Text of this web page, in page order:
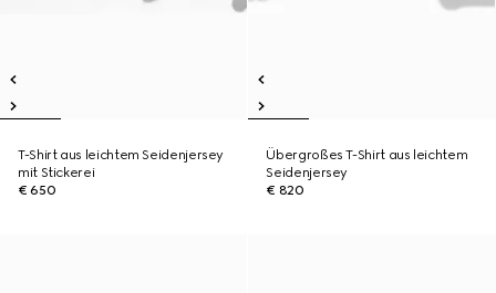
T-Shirt aus leichtem Seidenjersey
mit Stickerei
€ 650
Übergroßes T-Shirt aus leichtem
Seidenjersey
€ 820